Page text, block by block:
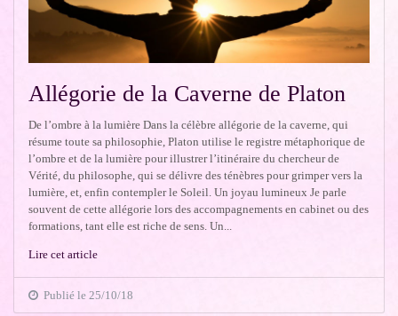
Allégorie de la Caverne de Platon
De l’ombre à la lumière Dans la célèbre allégorie de la caverne, qui
résume toute sa philosophie, Platon utilise le registre métaphorique de
l’ombre et de la lumière pour illustrer l’itinéraire du chercheur de
Vérité, du philosophe, qui se délivre des ténèbres pour grimper vers la
lumière, et, enfin contempler le Soleil. Un joyau lumineux Je parle
souvent de cette allégorie lors des accompagnements en cabinet ou des
formations, tant elle est riche de sens. Un...
Lire cet article
Publié le 25/10/18